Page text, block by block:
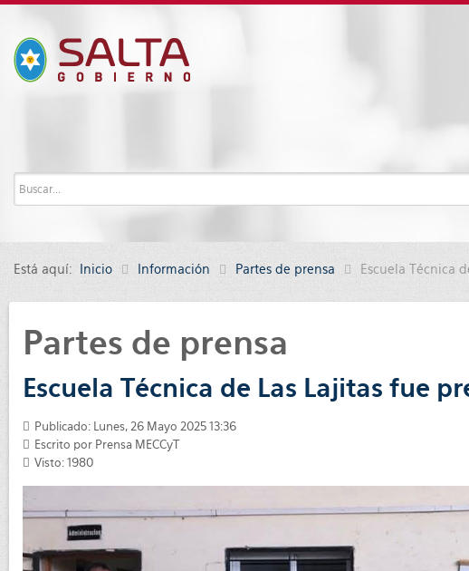
Está aquí: Inicio Información Partes de prensa Escuela Técnica
Partes de prensa
Escuela Técnica de Las Lajitas fue
Publicado: Lunes, 26 Mayo 2025 13:36
Escrito por Prensa MECCyT
Visto: 1980